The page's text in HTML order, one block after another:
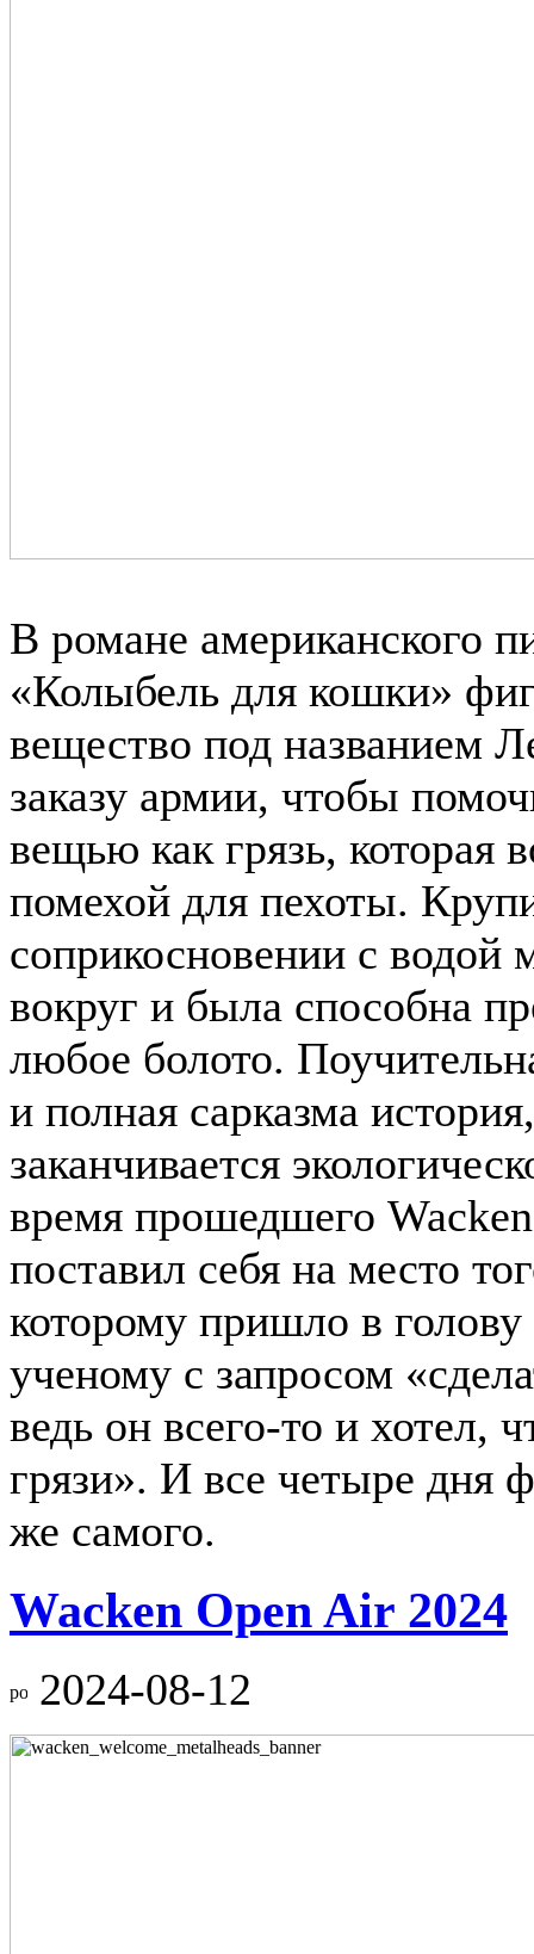
В романе американского
«Колыбель для кошки»
вещество под названием
заказу армии, чтобы
вещью как грязь, которая
помехой для пехоты.
соприкосновении с водой
вокруг и была способна
любое болото.
и полная сарказма
заканчивается
время прошедшего
поставил себя на место
которому пришло в голову
ученому с запросом
ведь он всего-то и хотел,
грязи». И все четыре дня
же самого.
Wacken Open Air 2024
2024-08-12